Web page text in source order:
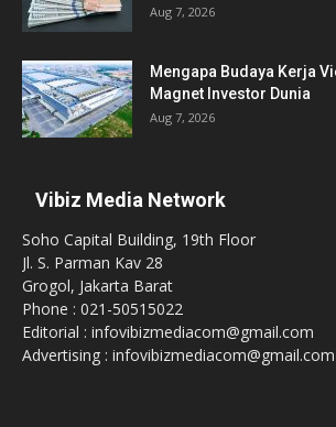
Aug 7, 2026
Mengapa Budaya Kerja
Magnet Investor Dunia
Aug 7, 2026
Vibiz Media Network
Soho Capital Building, 19th Floor
Jl. S. Parman Kav 28
Grogol, Jakarta Barat
Phone : 021-50515022
Editorial : infovibizmediacom@gmail.com
Advertising : infovibizmediacom@gmail.com